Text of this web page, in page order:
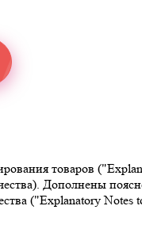
товаров
Дополнены
("Explanatory Notes